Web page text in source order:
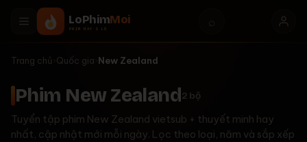
LoPhimMoi
PHIM HAY 1 LÒ
⌕
Trang chủ Quốc gia New Zealand
Phim New Zealand 2 bộ
Tuyển tập phim New Zealand vietsub + thuyết minh hay
nhất, cập nhật mới mỗi ngày. Lọc theo loại, năm và sắp xếp